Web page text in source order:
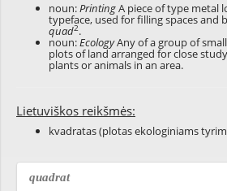
noun:PrintingA piece of type metal
typeface, used for filling spaces and
quad2.
noun:EcologyAny of a group of
plots of land arranged for close
plants or animals in an area.
Lietuviškos reikšmės:
kvadratas (plotas ekologiniams
quadrat